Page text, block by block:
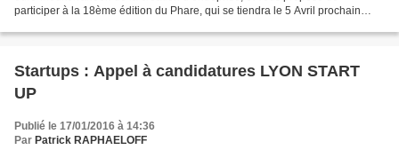
participer à la 18ème édition du Phare, qui se tiendra le 5 Avril prochain
Startups : Appel à candidatures LYON START
UP
Publié le 17/01/2016 à 14:36
Par Patrick RAPHAELOFF